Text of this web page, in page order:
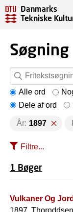
Danmarks
Tekniske
Søgning
Alle ord
Dele af ord
År: 1897
Filtre...
1 Bøger
Vulkaner Og
1897,